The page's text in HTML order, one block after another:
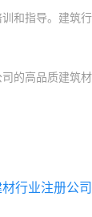
和指导。建筑
的高品质建筑
材行业注册公